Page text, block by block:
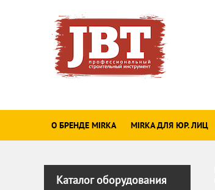
О БРЕНДЕ MIRKA MIRKA ДЛЯ ЮР. ЛИЦ
Каталог оборудования